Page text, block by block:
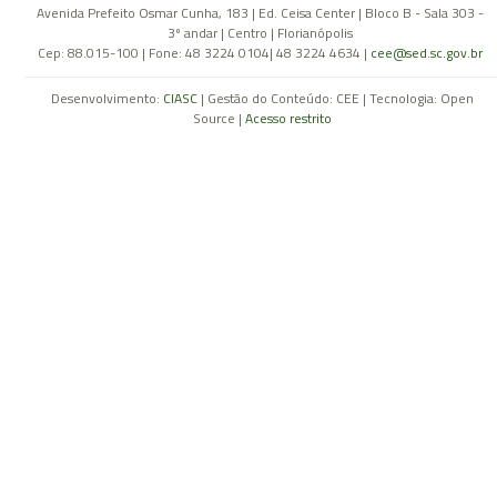
Avenida Prefeito Osmar Cunha, 183 | Ed. Ceisa Center | Bloco B - Sala 303 -
3º andar | Centro | Florianópolis
Cep: 88.015-100 | Fone: 48 3224 0104| 48 3224 4634 | cee@sed.sc.gov.br
Desenvolvimento: CIASC| Gestão do Conteúdo: CEE | Tecnologia: Open
Source | Acesso restrito